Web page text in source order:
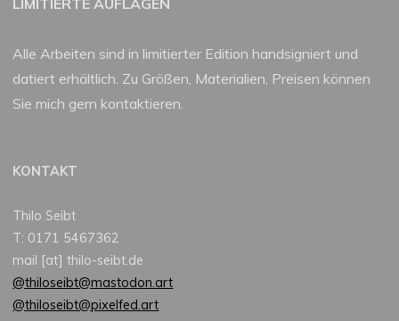
Alle Arbeiten sind in limitierter Edition handsigniert und
datiert erhältlich. Zu Größen, Materialien, Preisen können
Sie mich gern kontaktieren.
KONTAKT
Thilo Seibt
T: 0171 5467362
mail [at] thilo-seibt.de
@thiloseibt@mastodon.art
@thiloseibt@pixelfed.art